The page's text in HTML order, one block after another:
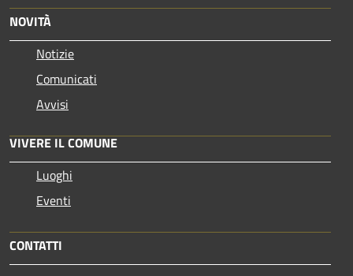
NOVITÀ
Notizie
Comunicati
Avvisi
VIVERE IL COMUNE
Luoghi
Eventi
CONTATTI